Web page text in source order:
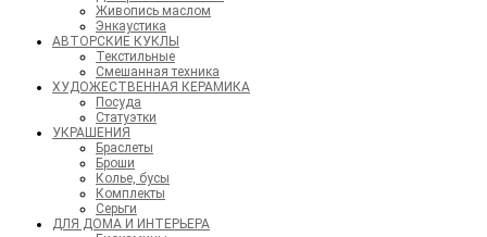
Живопись маслом
Энкаустика
АВТОРСКИЕ КУКЛЫ
Текстильные
Смешанная техника
ХУДОЖЕСТВЕННАЯ КЕРАМИКА
Посуда
Статуэтки
УКРАШЕНИЯ
Браслеты
Броши
Колье, бусы
Комплекты
Серьги
ДЛЯ ДОМА И ИНТЕРЬЕРА